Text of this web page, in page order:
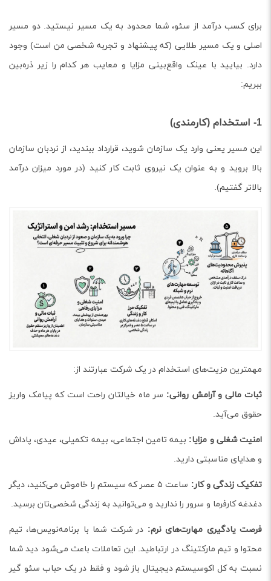
برای کسب درآمد از سئو، شما محدود به یک مسیر نیستید. دو مسیر
اصلی و یک مسیر طلایی (که پیشنهاد و تجربه شخصی من است) وجود
دارد. بیایید با عینک واقع‌بینی مزایا و معایب هر کدام را زیر ذره‌بین
ببریم:
1- استخدام (کارمندی)
این مسیر یعنی وارد یک سازمان شوید، قرارداد ببندید، از نردبان سازمان
بالا بروید و به عنوان یک نیروی ثابت کار کنید (در مورد میزان درآمد
بالاتر گفتیم).
مهمترین مزیت‌های استخدام در یک شرکت عبارتند از:
ثبات مالی و آرامش روانی: سر ماه خیالتان راحت است که پیامک واریز
حقوق می‌آید.
امنیت شغلی و مزایا: بیمه تامین اجتماعی، بیمه تکمیلی، عیدی، پاداش
و هدایای مناسبتی دارید.
تفکیک زندگی و کار:
ساعت ۵ عصر که سیستم را خاموش می‌کنید، دیگر
دغدغه کارفرما و سرور را ندارید و می‌توانید به زندگی شخصی‌تان برسید.
فرصت یادگیری مهارت‌های نرم: در شرکت شما با برنامه‌نویس‌ها، تیم
محتوا و تیم مارکتینگ در ارتباطید. این تعاملات باعث می‌شود دید شما
نسبت به کل اکوسیستم دیجیتال باز شود و فقط در یک حباب سئو گیر